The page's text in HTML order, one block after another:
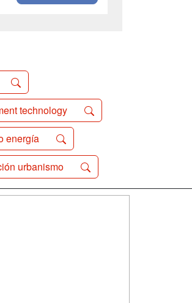
technology
energía
urbanismo